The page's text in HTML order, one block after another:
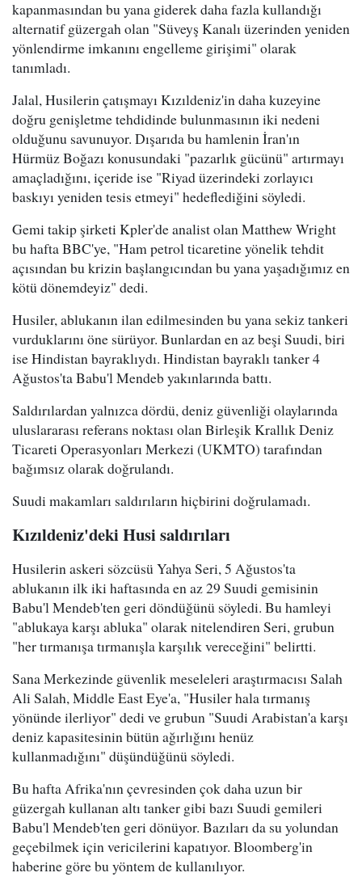
kapanmasından bu yana giderek daha fazla kullandığı
alternatif güzergah olan "Süveyş Kanalı üzerinden yeniden
yönlendirme imkanını engelleme girişimi" olarak
tanımladı.
Jalal, Husilerin çatışmayı Kızıldeniz'in daha kuzeyine
doğru genişletme tehdidinde bulunmasının iki nedeni
olduğunu savunuyor. Dışarıda bu hamlenin İran'ın
Hürmüz Boğazı konusundaki "pazarlık gücünü" artırmayı
amaçladığını, içeride ise "Riyad üzerindeki zorlayıcı
baskıyı yeniden tesis etmeyi" hedeflediğini söyledi.
Gemi takip şirketi Kpler'de analist olan Matthew Wright
bu hafta BBC'ye, "Ham petrol ticaretine yönelik tehdit
açısından bu krizin başlangıcından bu yana yaşadığımız en
kötü dönemdeyiz" dedi.
Husiler, ablukanın ilan edilmesinden bu yana sekiz tankeri
vurduklarını öne sürüyor. Bunlardan en az beşi Suudi, biri
ise Hindistan bayraklıydı. Hindistan bayraklı tanker 4
Ağustos'ta Babu'l Mendeb yakınlarında battı.
Saldırılardan yalnızca dördü, deniz güvenliği olaylarında
uluslararası referans noktası olan Birleşik Krallık Deniz
Ticareti Operasyonları Merkezi (UKMTO) tarafından
bağımsız olarak doğrulandı.
Suudi makamları saldırıların hiçbirini doğrulamadı.
Kızıldeniz'deki Husi saldırıları
Husilerin askeri sözcüsü Yahya Seri, 5 Ağustos'ta
ablukanın ilk iki haftasında en az 29 Suudi gemisinin
Babu'l Mendeb'ten geri döndüğünü söyledi. Bu hamleyi
"ablukaya karşı abluka" olarak nitelendiren Seri, grubun
"her tırmanışa tırmanışla karşılık vereceğini" belirtti.
Sana Merkezinde güvenlik meseleleri araştırmacısı Salah
Ali Salah, Middle East Eye'a, "Husiler hala tırmanış
yönünde ilerliyor" dedi ve grubun "Suudi Arabistan'a karşı
deniz kapasitesinin bütün ağırlığını henüz
kullanmadığını" düşündüğünü söyledi.
Bu hafta Afrika'nın çevresinden çok daha uzun bir
güzergah kullanan altı tanker gibi bazı Suudi gemileri
Babu'l Mendeb'ten geri dönüyor. Bazıları da su yolundan
geçebilmek için vericilerini kapatıyor. Bloomberg'in
haberine göre bu yöntem de kullanılıyor.